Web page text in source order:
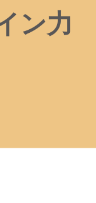
ン力